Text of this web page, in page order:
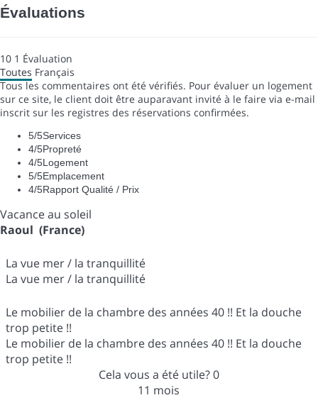
Évaluations
10 1 Évaluation
Toutes Français
Tous les commentaires ont été vérifiés. Pour évaluer un logement
sur ce site, le client doit être auparavant invité à le faire via e-mail
inscrit sur les registres des réservations confirmées.
5/5Services
4/5Propreté
4/5Logement
5/5Emplacement
4/5Rapport Qualité / Prix
Vacance au soleil
Raoul (France)
La vue mer / la tranquillité
La vue mer / la tranquillité
Le mobilier de la chambre des années 40 !! Et la douche
trop petite !!
Le mobilier de la chambre des années 40 !! Et la douche
trop petite !!
Cela vous a été utile?0
11 mois